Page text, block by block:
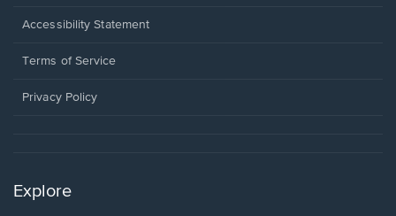
a
window.
Opens
a
window.
Accessibility Statement
Terms of Service
Privacy Policy
Explore